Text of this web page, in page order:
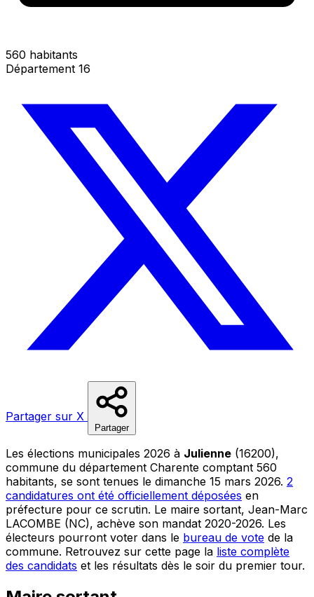
560 habitants
Département 16
Partager sur X
Partager
Les élections municipales 2026 à Julienne (16200),
commune du département Charente comptant 560
habitants, se sont tenues le dimanche 15 mars 2026. 2
candidatures ont été officiellement déposées en
préfecture pour ce scrutin. Le maire sortant, Jean-Marc
LACOMBE (NC), achève son mandat 2020-2026. Les
électeurs pourront voter dans le bureau de vote de la
commune. Retrouvez sur cette page la liste complète
des candidats et les résultats dès le soir du premier tour.